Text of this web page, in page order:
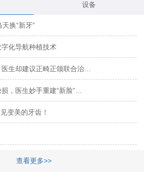
黄启龙
林芳诚
姜炳华
梁春晓
颜晶
商晔
设备
换“新牙”
化导航种植技术
生却建议正畸正颌联合治…
，医生妙手重建“新脸”…
变美的牙齿！
查看更多>>